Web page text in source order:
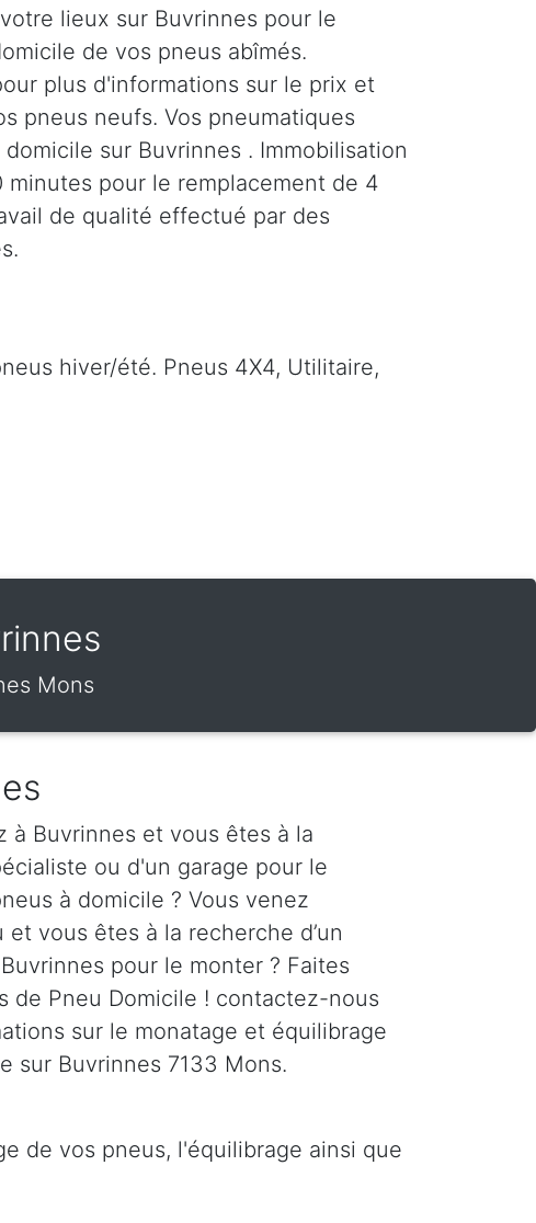
lieux sur Buvrinnes pour le
de vos pneus abîmés.
plus d'informations sur le prix et
pneus neufs. Vos pneumatiques
sur Buvrinnes . Immobilisation
pour le remplacement de 4
de qualité effectué par des
hiver/été. Pneus 4X4, Utilitaire,
Mons
à Buvrinnes et vous êtes à la
ou d'un garage pour le
à domicile ? Vous venez
vous êtes à la recherche d’un
pour le monter ? Faites
de Pneu Domicile ! contactez-nous
sur le monatage et équilibrage
sur Buvrinnes 7133 Mons.
de vos pneus, l'équilibrage ainsi que